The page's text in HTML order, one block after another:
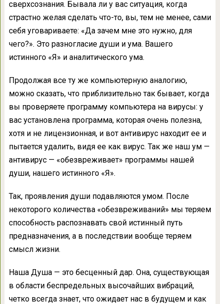
сверхсознания. Бывала ли у вас ситуация, когда
страстно желая сделать что-то, вы, тем не менее, сами
себя уговариваете: «Да зачем мне это нужно, для
чего?». Это разногласие души и ума. Вашего
истинного «Я» и аналитического ума.
Продолжая все ту же компьютерную аналогию,
можно сказать, что приблизительно так бывает, когда
вы проверяете программу компьютера на вирусы: у
вас установлена программа, которая очень полезна,
хотя и не лицензионная, и вот антивирус находит ее и
пытается удалить, видя ее как вирус. Так же наш ум —
антивирус — «обезвреживает» программы нашей
души, нашего истинного «Я».
Так, проявления души подавляются умом. После
некоторого количества «обезвреживаний» мы теряем
способность распознавать свой истинный путь
предназначения, а в последствии вообще теряем
смысл жизни.
Наша Душа — это бесценный дар. Она, существующая
в области беспредельных высочайших вибраций,
четко всегда знает, что ожидает нас в будущем и как